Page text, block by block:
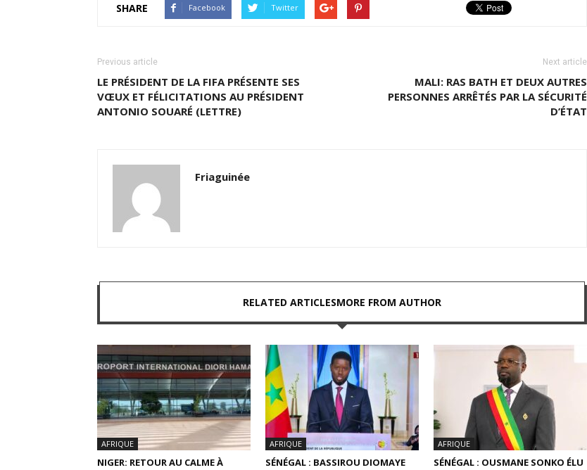
SHARE Facebook Twitter
Previous article
LE PRÉSIDENT DE LA FIFA PRÉSENTE SES
VŒUX ET FÉLICITATIONS AU PRÉSIDENT
ANTONIO SOUARÉ (LETTRE)
Next article
MALI: RAS BATH ET DEUX AUTRES
PERSONNES ARRÊTÉS PAR LA SÉCURITÉ
D’ÉTAT
Friaguinée
RELATED ARTICLESMORE FROM AUTHOR
AFRIQUE
NIGER: RETOUR AU CALME À
AFRIQUE
SÉNÉGAL : BASSIROU DIOMAYE
AFRIQUE
SÉNÉGAL : OUSMANE SONKO ÉLU